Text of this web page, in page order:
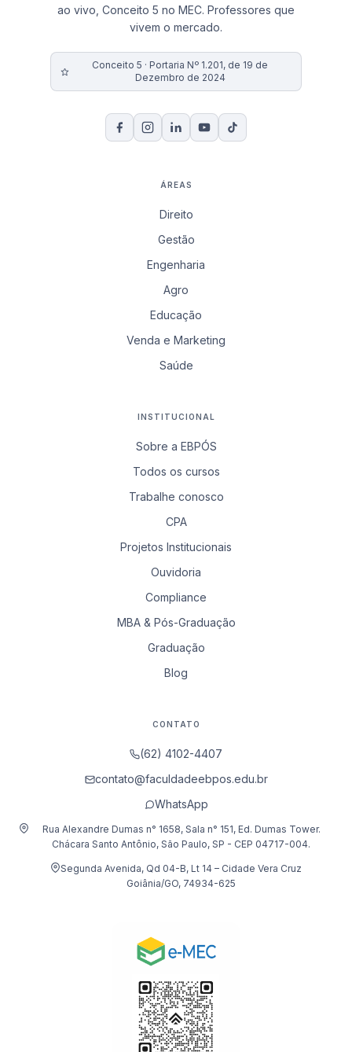
ao vivo, Conceito 5 no MEC. Professores que
vivem o mercado.
Conceito 5 · Portaria Nº 1.201, de 19 de
Dezembro de 2024
ÁREAS
Direito
Gestão
Engenharia
Agro
Educação
Venda e Marketing
Saúde
INSTITUCIONAL
Sobre a EBPÓS
Todos os cursos
Trabalhe conosco
CPA
Projetos Institucionais
Ouvidoria
Compliance
MBA & Pós-Graduação
Graduação
Blog
CONTATO
(62) 4102-4407
contato@faculdadeebpos.edu.br
WhatsApp
Rua Alexandre Dumas n° 1658, Sala n° 151, Ed. Dumas Tower.
Chácara Santo Antônio, São Paulo, SP - CEP 04717-004.
Segunda Avenida, Qd 04-B, Lt 14 – Cidade Vera Cruz
Goiânia/GO, 74934-625